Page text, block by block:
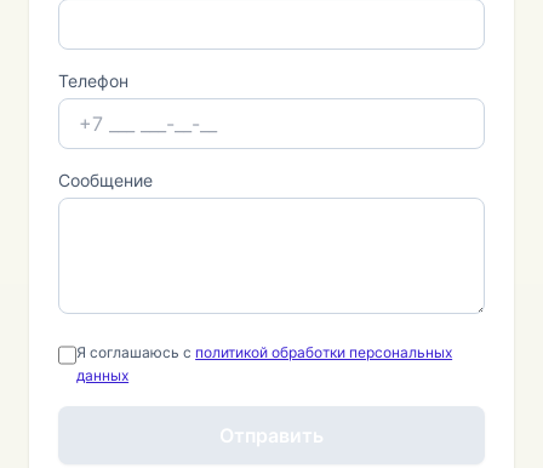
Телефон
Сообщение
Я соглашаюсь с политикой обработки персональных
данных
Отправить